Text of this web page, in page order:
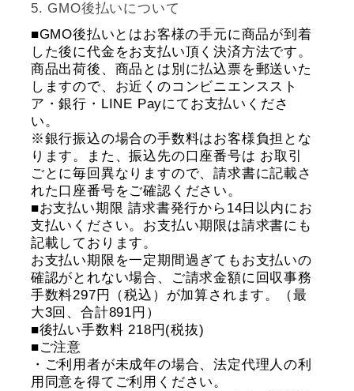
GMO後払いについて
■GMO後払いとはお客様の手元に商品が到着
した後に代金をお支払い頂く決済方法です。
商品出荷後、商品とは別に払込票を郵送いた
しますので、お近くのコンビニエンススト
ア・銀行・LINE Payにてお支払いくださ
い。
※銀行振込の場合の手数料はお客様負担とな
ります。また、振込先の口座番号は お取引
ごとに毎回異なりますので、請求書に記載さ
れた口座番号をご確認ください。
■お支払い期限 請求書発行から14日以内にお
支払いください。お支払い期限は請求書にも
記載しております。
お支払い期限を一定期間過ぎてもお支払いの
確認がとれない場合、ご請求金額に回収事務
手数料297円（税込）が加算されます。（最
大3回、合計891円）
■後払い手数料 218円(税抜)
■ご注意
・ご利用者が未成年の場合、法定代理人の利
用同意を得てご利用ください。